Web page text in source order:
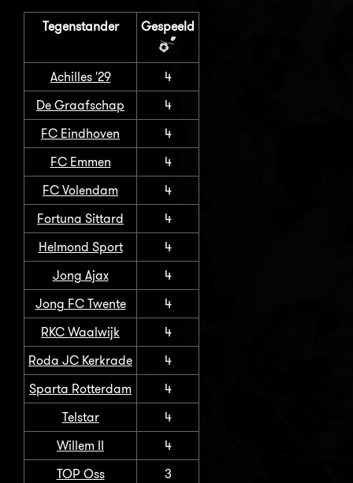
Tegenstander Gespeeld
Achilles '29
4
De Graafschap
4
FC Eindhoven
4
FC Emmen
4
FC Volendam
4
Fortuna Sittard
4
Helmond Sport
4
Jong Ajax
4
Jong FC Twente
4
RKC Waalwijk
4
Roda JC Kerkrade
4
Sparta Rotterdam
4
Telstar
4
Willem II
4
TOP Oss
3